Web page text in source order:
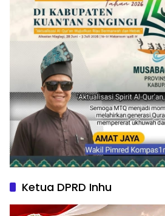
Ketua DPRD Inhu